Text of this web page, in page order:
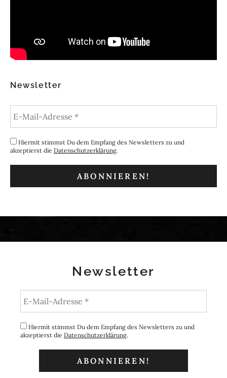
Newsletter
Hiermit stimmst Du dem Empfang des Newsletters zu und
akzeptierst die Datenschutzerklärung.
Newsletter
Hiermit stimmst Du dem Empfang des Newsletters zu und
akzeptierst die Datenschutzerklärung.